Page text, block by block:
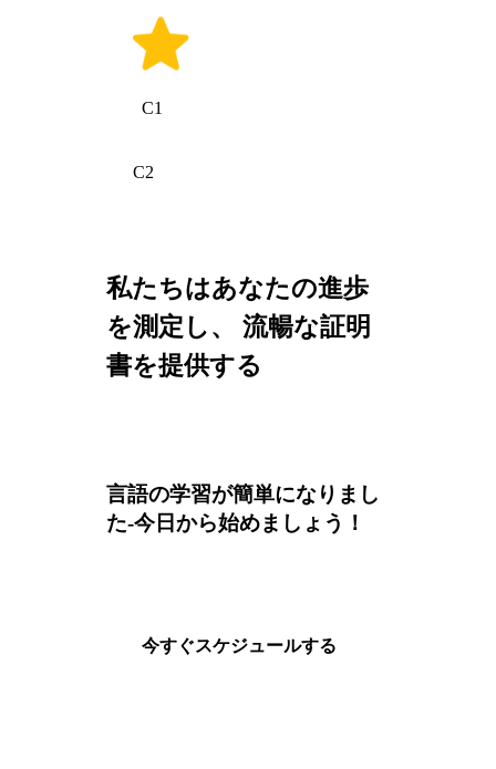
C1
C2
私たちはあなたの進歩
を測定し、 流暢な証明
書を提供する
言語の学習が簡単になりまし
た-今日から始めましょう！
今すぐスケジュールする